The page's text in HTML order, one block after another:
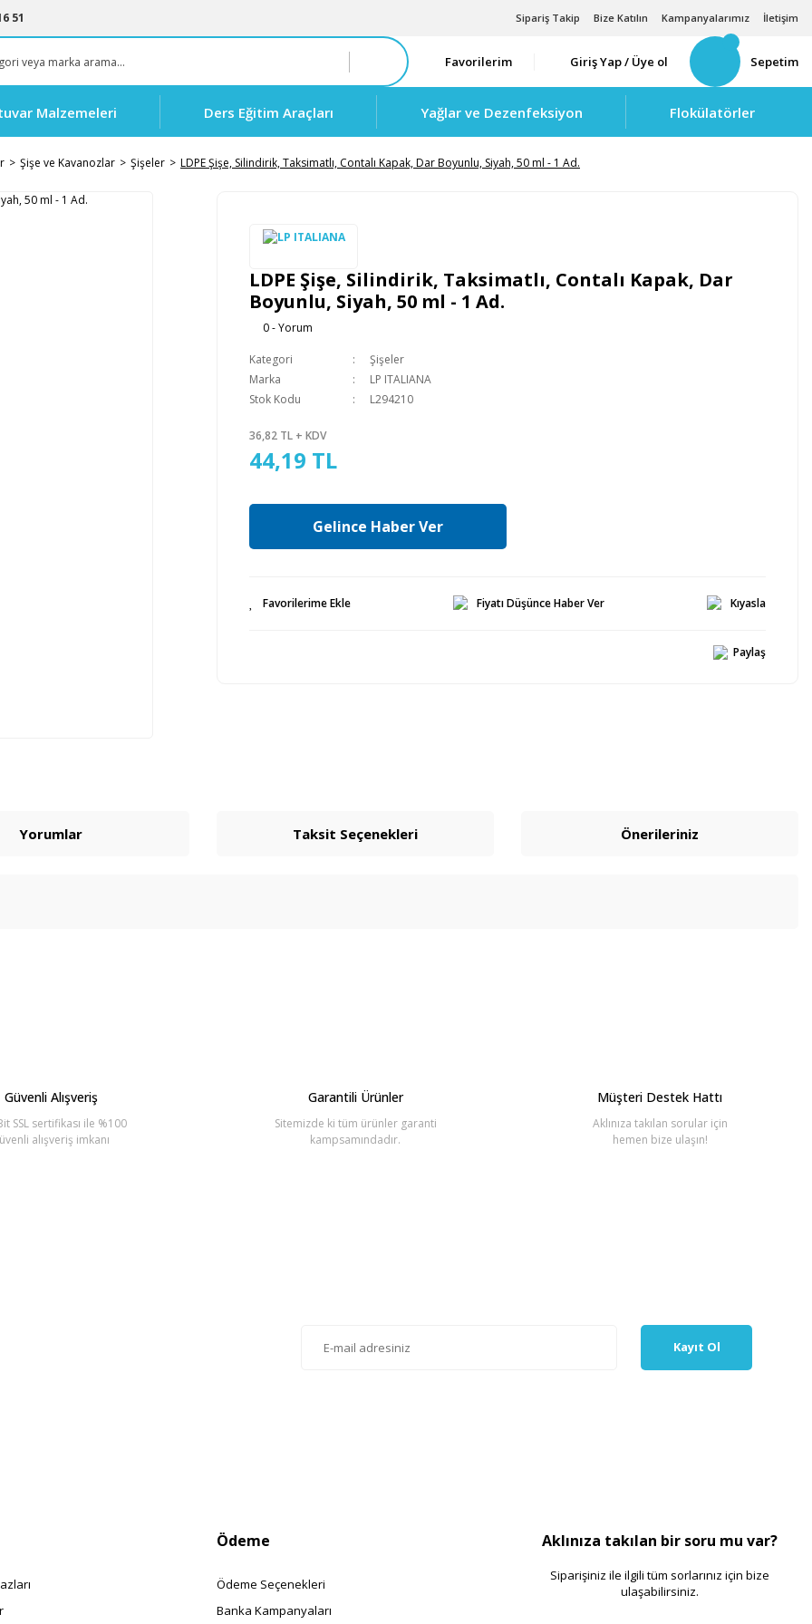
51 Sipariş Takip Bize Katılın Kampanyalarımız İletişim
Favorilerim Giriş Yap / Üye ol Sepetim
Malzemeleri Ders Eğitim Araçları Yağlar ve Dezenfeksiyon Flokülatörler
Şişe ve Kavanozlar Şişeler LDPE Şişe, Silindirik, Taksimatlı, Contalı Kapak, Dar Boyunlu, Siyah, 50 ml - 1 Ad.
LDPE Şişe, Silindirik, Taksimatlı, Contalı Kapak, Dar
Boyunlu, Siyah, 50 ml - 1 Ad.
0 - Yorum
Kategori
Şişeler
Marka
LP ITALIANA
Stok Kodu
L294210
36,82 TL + KDV
44,19 TL
Gelince Haber Ver
Fiyatı Düşünce Haber Ver Kıyasla
Paylaş
Yorumlar Taksit Seçenekleri Önerileriniz
Güvenli Alışveriş
SSL sertifikası ile %100
alışveriş imkanı
Garantili Ürünler
Sitemizde ki tüm ürünler garanti
kampsamındadır.
Müşteri Destek Hattı
Aklınıza takılan sorular için
hemen bize ulaşın!
Kayıt Ol
Ödeme
Ödeme Seçenekleri
Banka Kampanyaları
Aklınıza takılan bir soru mu var?
Siparişiniz ile ilgili tüm sorlarınız için bize
ulaşabilirsiniz.